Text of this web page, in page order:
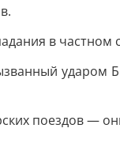
в частном
ударом
поездов —